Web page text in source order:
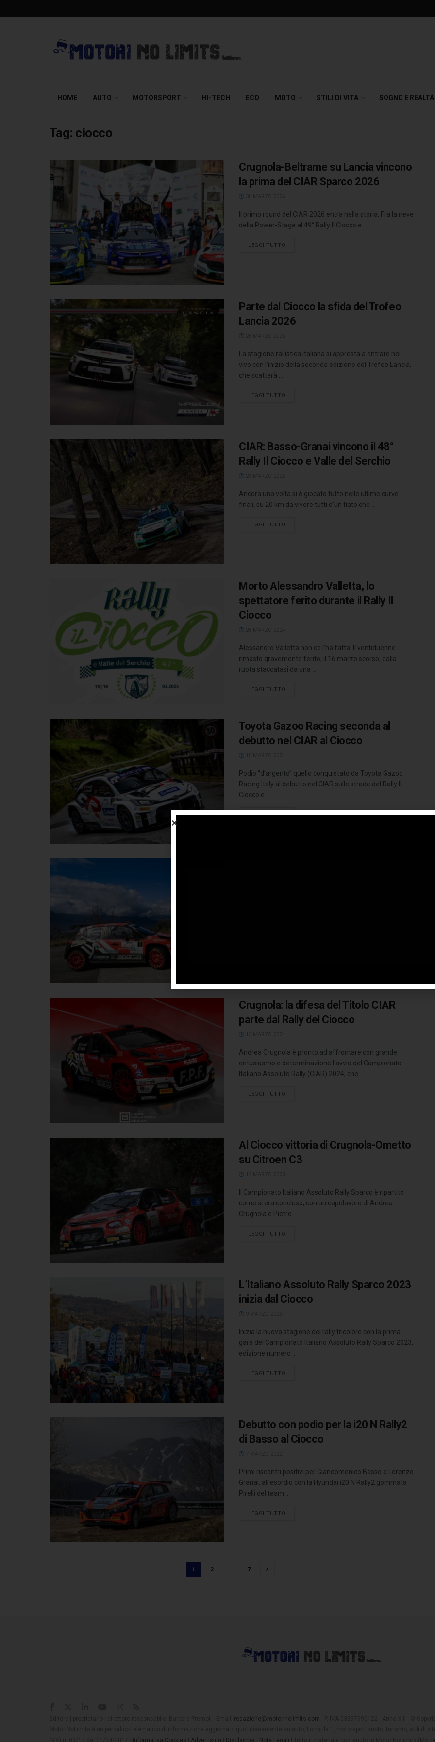
HOME AUTO MOTORSPORT HI-TECH ECO MOTO STILI DI VITA SOGNO E REALTÀ
Tag: ciocco
Crugnola-Beltrame su Lancia vincono
la prima del CIAR Sparco 2026
Il primo round del CIAR 2026 entra nella storia. Fra la neve
della Power-Stage al 49° Rally Il Ciocco e ...
LEGGI TUTTO
Parte dal Ciocco la sfida del Trofeo
Lancia 2026
La stagione rallistica italiana si appresta a entrare nel
vivo con l’inizio della seconda edizione del Trofeo Lancia,
che scatterà ...
LEGGI TUTTO
CIAR: Basso-Granai vincono il 48°
Rally Il Ciocco e Valle del Serchio
Ancora una volta si è giocato tutto nelle ultime curve
finali, su 20 km da vivere tutti d'un fiato che ...
LEGGI TUTTO
Morto Alessandro Valletta, lo
spettatore ferito durante il Rally Il
Ciocco
Alessandro Valletta non ce l’ha fatta. Il ventiduenne
rimasto gravemente ferito, il 16 marzo scorso, dalla
ruota staccatasi da una ...
LEGGI TUTTO
Toyota Gazoo Racing seconda al
debutto nel CIAR al Ciocco
Podio “d’argento” quello conquistato da Toyota Gazoo
Racing Italy al debutto nel CIAR sulle strade del Rally Il
Ciocco e ...
LEGGI TUTTO
Crugnola: la difesa del Titolo CIAR
parte dal Rally del Ciocco
Andrea Crugnola è pronto ad affrontare con grande
entusiasmo e determinazione l'avvio del Campionato
Italiano Assoluto Rally (CIAR) 2024, che ...
LEGGI TUTTO
Al Ciocco vittoria di Crugnola-Ometto
su Citroen C3
Il Campionato Italiano Assoluto Rally Sparco è ripartito
come si era concluso, con un capolavoro di Andrea
Crugnola e Pietro ...
LEGGI TUTTO
L’Italiano Assoluto Rally Sparco 2023
inizia dal Ciocco
Inizia la nuova stagione del rally tricolore con la prima
gara del Campionato Italiano Assoluto Rally Sparco 2023,
edizione numero ...
LEGGI TUTTO
Debutto con podio per la i20 N Rally2
di Basso al Ciocco
Primi riscontri positivi per Giandomenico Basso e Lorenzo
Granai, all’esordio con la Hyundai i20 N Rally2 gommata
Pirelli del team ...
LEGGI TUTTO
1 2 7
redazione@motorinolimits.com
Informativa Cookies Advertising Disclaimer Note Legali